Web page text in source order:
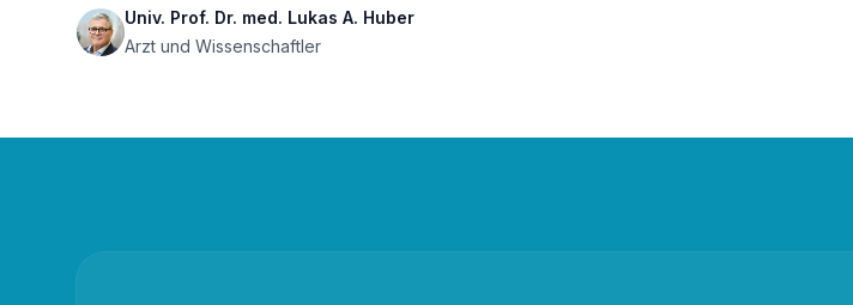
Univ. Prof. Dr. med. Lukas A. Huber
Arzt und Wissenschaftler